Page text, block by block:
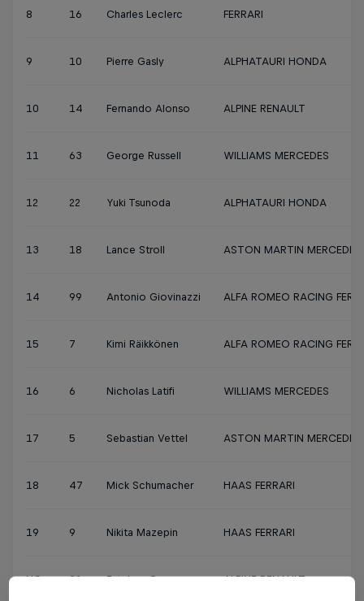
8 16 Charles Leclerc FERRARI
9 10 Pierre Gasly ALPHATAURI HONDA
10 14 Fernando Alonso ALPINE RENAULT
11 63 George Russell WILLIAMS MERCEDES
12 22 Yuki Tsunoda ALPHATAURI HONDA
13 18 Lance Stroll ASTON MARTIN MERCEDES
14 99 Antonio Giovinazzi ALFA ROMEO RACING
15 7 Kimi Räikkönen ALFA ROMEO RACING
16 6 Nicholas Latifi WILLIAMS MERCEDES
17 5 Sebastian Vettel ASTON MARTIN MERCEDES
18 47 Mick Schumacher HAAS FERRARI
19 9 Nikita Mazepin HAAS FERRARI
NC 31 Esteban Ocon ALPINE RENAULT